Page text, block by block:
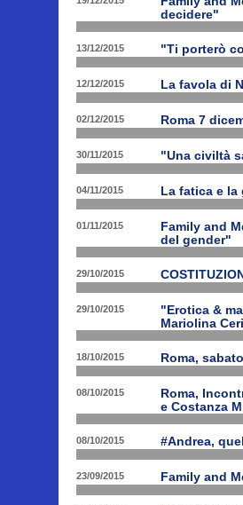
decidere"
13/12/2015 "Ti porterò
12/12/2015 La favola di
02/12/2015 Roma 7
30/11/2015 "Una civiltà
04/11/2015 La fatica e
01/11/2015
Family and
del gender"
29/10/2015
29/10/2015
"Erotica &
Mariolina
18/10/2015 Roma,
08/10/2015
Roma,
e Costanza
08/10/2015 #Andrea,
23/09/2015 Family and